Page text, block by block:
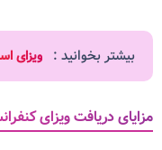
بیشتر بخوانید : ویزای
مزایای دریافت ویزای